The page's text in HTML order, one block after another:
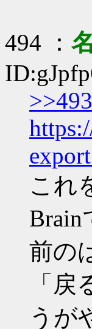
494 ：
>>493
これ
Brain
前の
「
うが